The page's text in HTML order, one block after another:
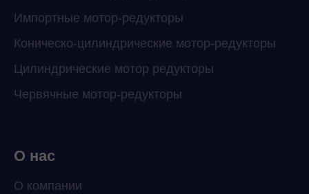
Импортные мотор-редукторы
Коническо-цилиндрические мотор-редукторы
Цилиндрические мотор редукторы
Червячные мотор-редукторы
О нас
О компании